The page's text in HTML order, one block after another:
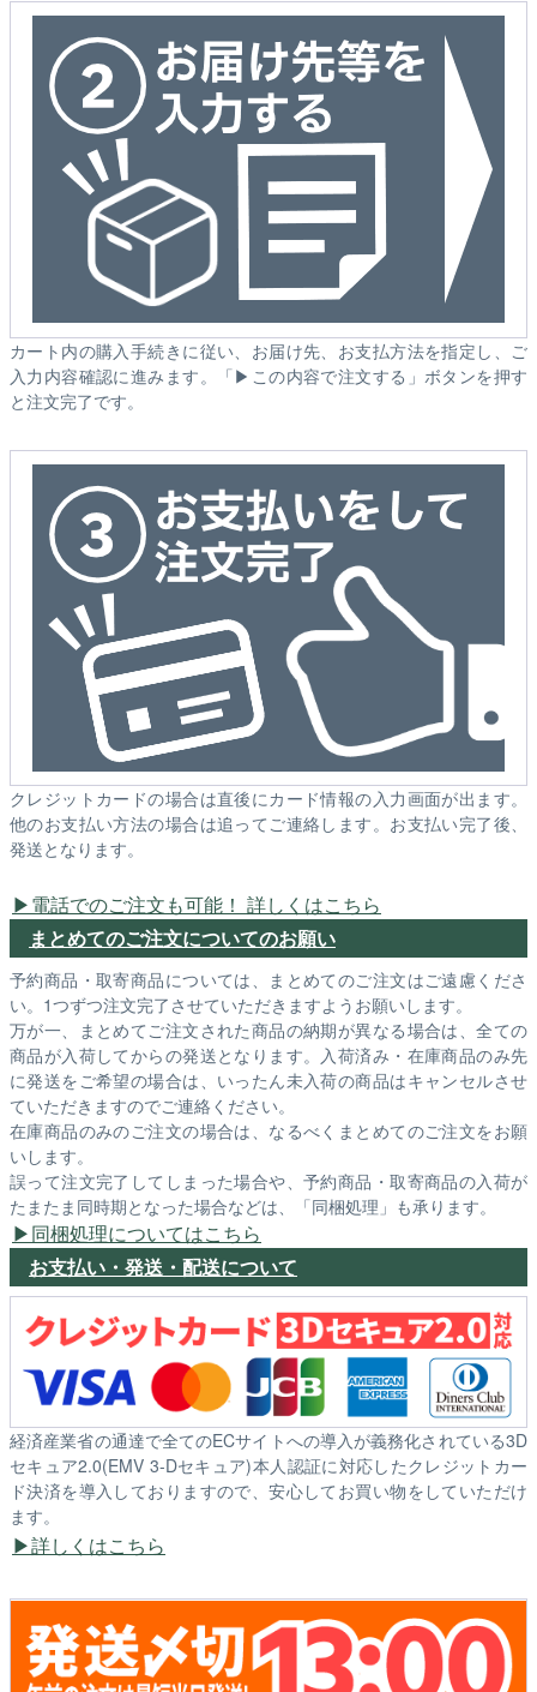
カート内の購入手続きに従い、お届け先、お支払方法を指定し、ご
入力内容確認に進みます。「▶この内容で注文する」ボタンを押す
と注文完了です。
クレジットカードの場合は直後にカード情報の入力画面が出ます。
他のお支払い方法の場合は追ってご連絡します。お支払い完了後、
発送となります。
電話でのご注文も可能！ 詳しくはこちら
まとめてのご注文についてのお願い
予約商品・取寄商品については、まとめてのご注文はご遠慮くださ
い。1つずつ注文完了させていただきますようお願いします。
万が一、まとめてご注文された商品の納期が異なる場合は、全ての
商品が入荷してからの発送となります。入荷済み・在庫商品のみ先
に発送をご希望の場合は、いったん未入荷の商品はキャンセルさせ
ていただきますのでご連絡ください。
在庫商品のみのご注文の場合は、なるべくまとめてのご注文をお願
いします。
誤って注文完了してしまった場合や、予約商品・取寄商品の入荷が
たまたま同時期となった場合などは、「同梱処理」も承ります。
同梱処理についてはこちら
お支払い・発送・配送について
経済産業省の通達で全てのECサイトへの導入が義務化されている3D
セキュア2.0(EMV 3-Dセキュア)本人認証に対応したクレジットカー
ド決済を導入しておりますので、安心してお買い物をしていただけ
ます。
詳しくはこちら